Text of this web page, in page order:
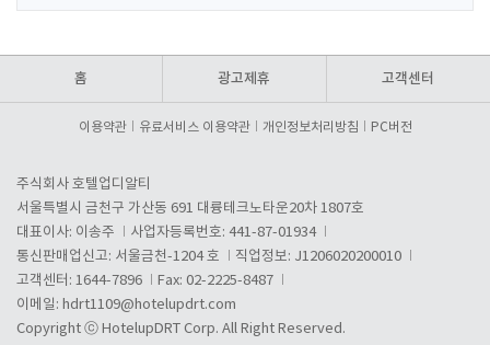
홈 광고제휴 고객센터
이용약관 유료서비스 이용약관 개인정보처리방침 PC버전
주식회사 호텔업디알티
서울특별시 금천구 가산동 691 대륭테크노타운20차 1807호
대표이사: 이송주
사업자등록번호: 441-87-01934
통신판매업신고: 서울금천-1204 호
직업정보: J1206020200010
고객센터: 1644-7896
Fax: 02-2225-8487
이메일: hdrt1109@hotelupdrt.com
Copyright ⓒ HotelupDRT Corp. All Right Reserved.